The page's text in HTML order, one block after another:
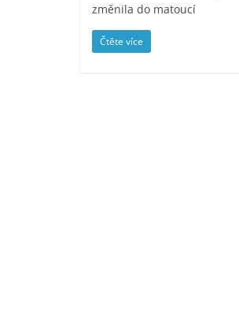
změnila do matoucí
Čtěte více